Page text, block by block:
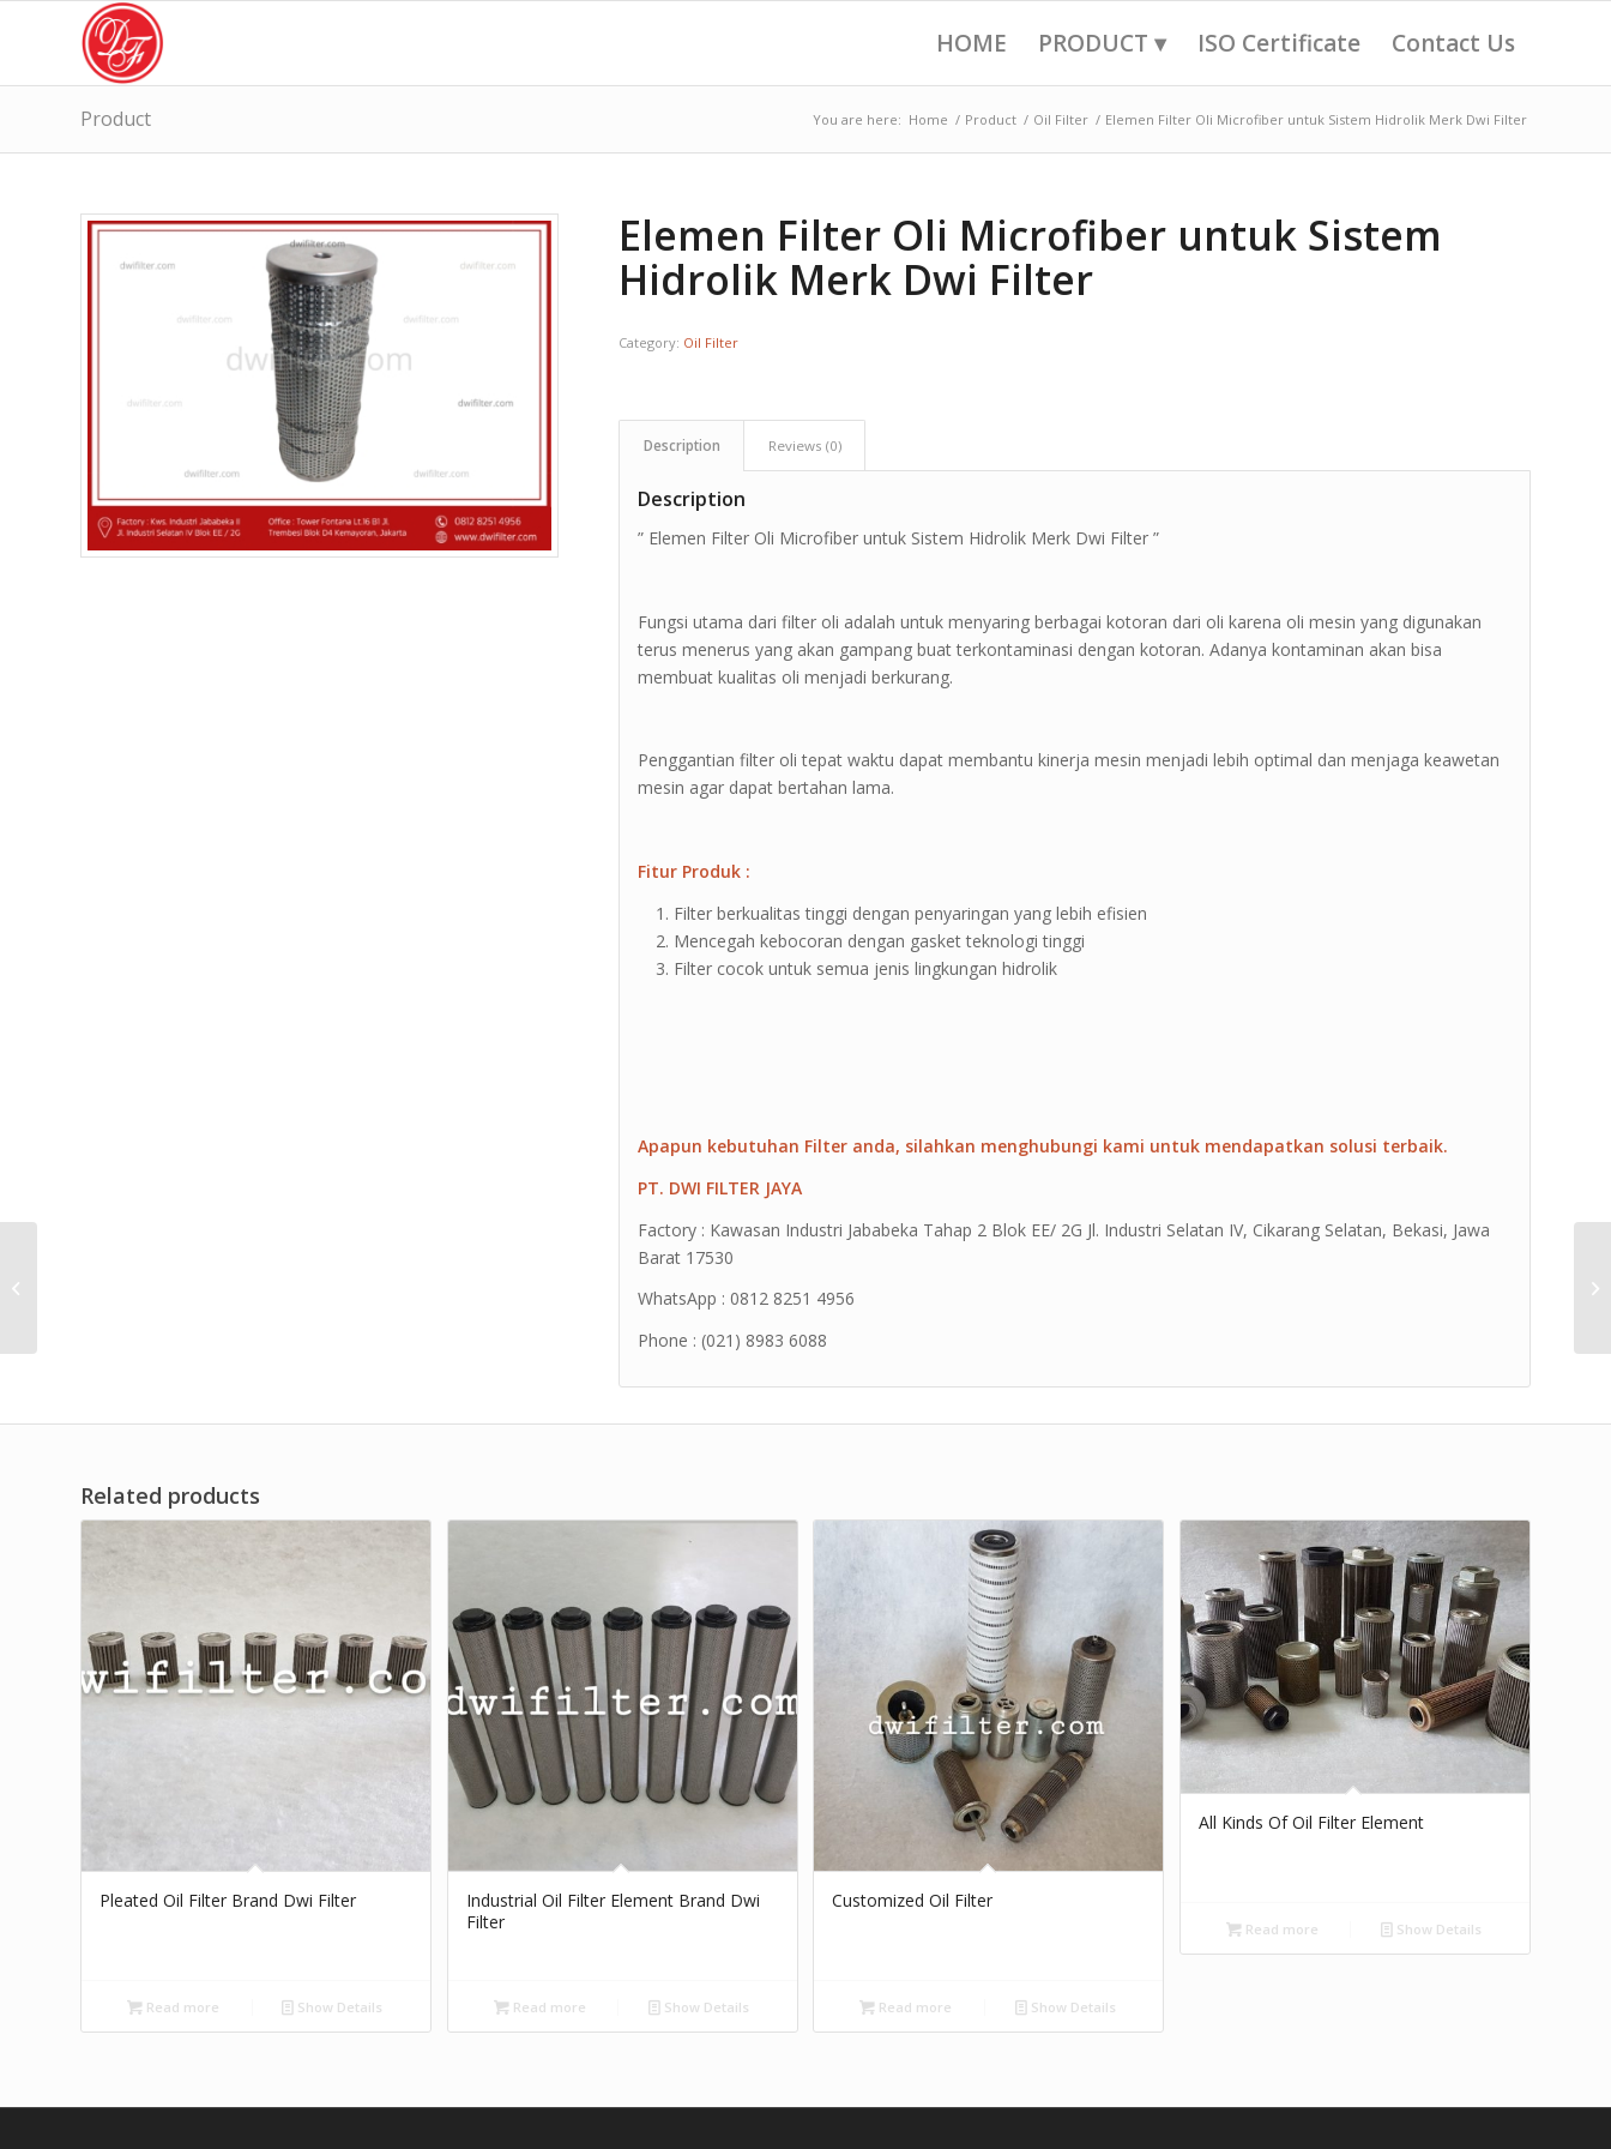
HOME PRODUCT ▾ ISO Certificate Contact Us
Product You are here: Home / Product / Oil Filter / Elemen Filter Oli Microfiber untuk Sistem Hidrolik Merk Dwi Filter
Elemen Filter Oli Microfiber untuk Sistem
Hidrolik Merk Dwi Filter
Category: Oil Filter
Description Reviews (0)
Description
” Elemen Filter Oli Microfiber untuk Sistem Hidrolik Merk Dwi Filter ”
Fungsi utama dari filter oli adalah untuk menyaring berbagai kotoran dari oli karena oli mesin yang digunakan
terus menerus yang akan gampang buat terkontaminasi dengan kotoran. Adanya kontaminan akan bisa
membuat kualitas oli menjadi berkurang.
Penggantian filter oli tepat waktu dapat membantu kinerja mesin menjadi lebih optimal dan menjaga keawetan
mesin agar dapat bertahan lama.
Fitur Produk :
Filter berkualitas tinggi dengan penyaringan yang lebih efisien
Mencegah kebocoran dengan gasket teknologi tinggi
Filter cocok untuk semua jenis lingkungan hidrolik
Apapun kebutuhan Filter anda, silahkan menghubungi kami untuk mendapatkan solusi terbaik.
PT. DWI FILTER JAYA
Factory : Kawasan Industri Jababeka Tahap 2 Blok EE/ 2G Jl. Industri Selatan IV, Cikarang Selatan, Bekasi, Jawa
Barat 17530
WhatsApp : 0812 8251 4956
Phone : (021) 8983 6088
Related products
Pleated Oil Filter Brand Dwi Filter
Read more Show Details
Industrial Oil Filter Element Brand Dwi
Filter
Read more Show Details
Customized Oil Filter
Read more Show Details
All Kinds Of Oil Filter Element
Read more Show Details